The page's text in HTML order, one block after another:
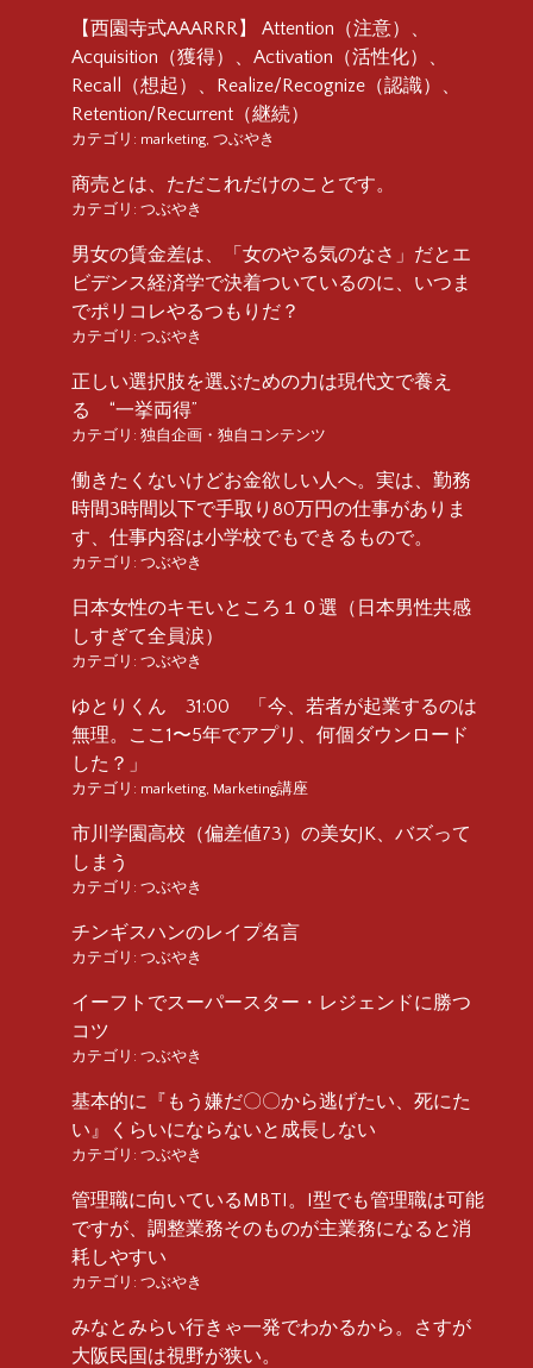
【西園寺式AAARRR】 Attention（注意）、
Acquisition（獲得）、Activation（活性化）、
Recall（想起）、Realize/Recognize（認識）、
Retention/Recurrent（継続）
カテゴリ: marketing つぶやき
商売とは、ただこれだけのことです。
カテゴリ: つぶやき
男女の賃金差は、「女のやる気のなさ」だとエ
ビデンス経済学で決着ついているのに、いつま
でポリコレやるつもりだ？
カテゴリ: つぶやき
正しい選択肢を選ぶための力は現代文で養え
る “一挙両得”
カテゴリ: 独自企画・独自コンテンツ
働きたくないけどお金欲しい人へ。実は、勤務
時間3時間以下で手取り80万円の仕事がありま
す、仕事内容は小学校でもできるもので。
カテゴリ: つぶやき
日本女性のキモいところ１０選（日本男性共感
しすぎて全員涙）
カテゴリ: つぶやき
ゆとりくん 31:00 「今、若者が起業するのは
無理。ここ1〜5年でアプリ、何個ダウンロード
した？」
カテゴリ: marketing Marketing講座
市川学園高校（偏差値73）の美女JK、バズって
しまう
カテゴリ: つぶやき
チンギスハンのレイプ名言
カテゴリ: つぶやき
イーフトでスーパースター・レジェンドに勝つ
コツ
カテゴリ: つぶやき
基本的に『もう嫌だ〇〇から逃げたい、死にた
い』くらいにならないと成長しない
カテゴリ: つぶやき
管理職に向いているMBTI。I型でも管理職は可能
ですが、調整業務そのものが主業務になると消
耗しやすい
カテゴリ: つぶやき
みなとみらい行きゃ一発でわかるから。さすが
大阪民国は視野が狭い。